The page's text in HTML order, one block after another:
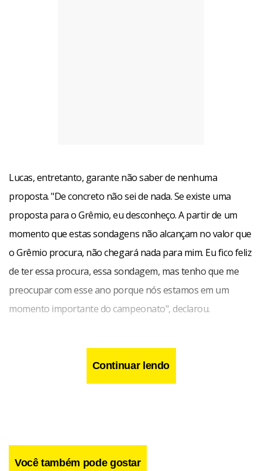
Lucas, entretanto, garante não saber de nenhuma
proposta. "De concreto não sei de nada. Se existe uma
proposta para o Grêmio, eu desconheço. A partir de um
momento que estas sondagens não alcançam no valor que
o Grêmio procura, não chegará nada para mim. Eu fico feliz
de ter essa procura, essa sondagem, mas tenho que me
preocupar com esse ano porque nós estamos em um
momento importante do campeonato", declarou.
Enquanto isso a diretoria gremista já trabalha para manter
outro jovem volante, destaque das categorias de base
gremista. William, de 19 anos – considerado o substituto de
Continuar lendo
Você também pode gostar